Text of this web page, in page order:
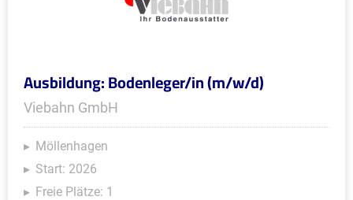
Ausbildung: Bodenleger/in (m/w/d)
Viebahn GmbH
Möllenhagen
Start: 2026
Freie Plätze: 1